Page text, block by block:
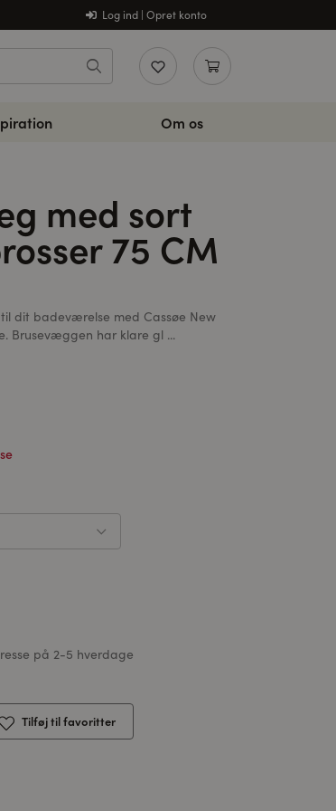
Log ind | Opret konto
Om os
med sort
75 CM
dit badeværelse med Cassøe New
Brusevæggen har klare gl ...
på 2-5 hverdage
Tilføj til favoritter